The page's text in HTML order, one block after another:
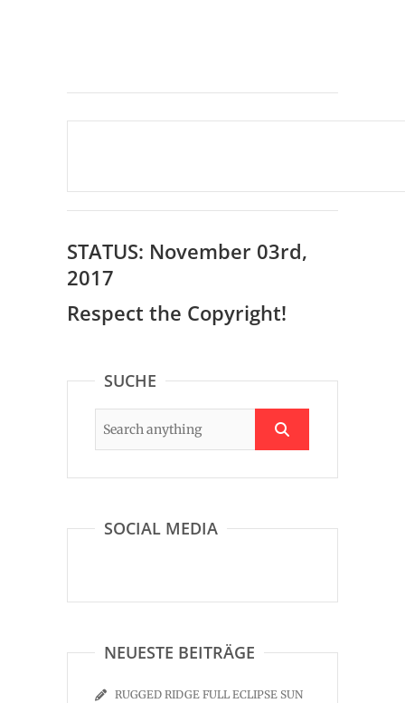
STATUS: November 03rd,
2017
Respect the Copyright!
SUCHE
SOCIAL MEDIA
NEUESTE BEITRÄGE
RUGGED RIDGE FULL ECLIPSE SUN